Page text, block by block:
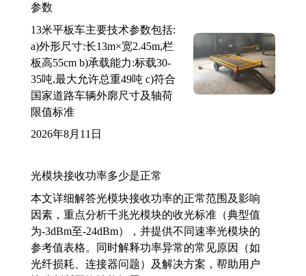
参数
13米平板车主要技术参数包括:
a)外形尺寸:长13m×宽2.45m,栏
板高55cm b)承载能力:标载30-
35吨,最大允许总重49吨 c)符合
国家道路车辆外廓尺寸及轴荷
限值标准
2026年8月11日
光模块接收功率多少是正常
本文详细解答光模块接收功率的正常范围及影响
因素，重点分析千兆光模块的收光标准（典型值
为-3dBm至-24dBm），并提供不同速率光模块的
参考值表格。同时解释功率异常的常见原因（如
光纤损耗、连接器问题）及解决方案，帮助用户